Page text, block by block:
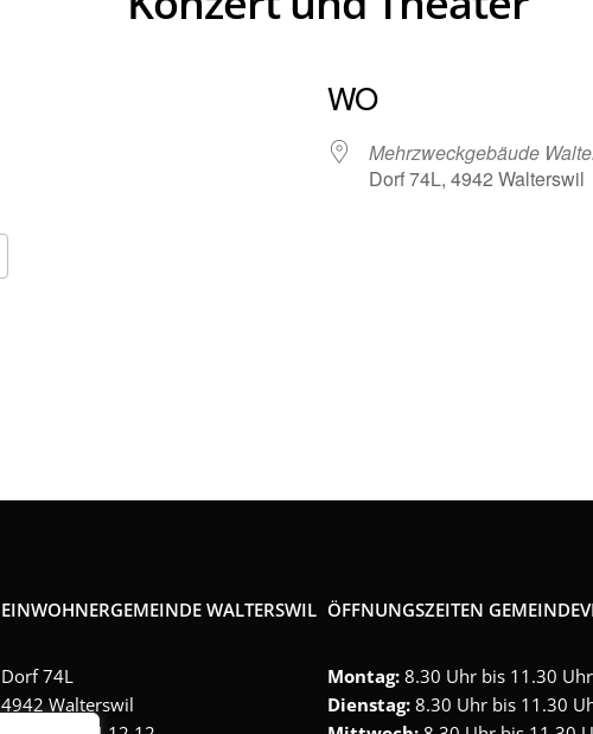
WO
Mehrzweckgebäude
Dorf 74L, 4942 Walterswil
EINWOHNERGEMEINDE WALTERSWIL
Dorf 74L
4942 Walterswil
ÖFFNUNGSZEITEN
Montag: 8.30 Uhr bis 11.30 Uhr
Dienstag: 8.30 Uhr bis 11.30